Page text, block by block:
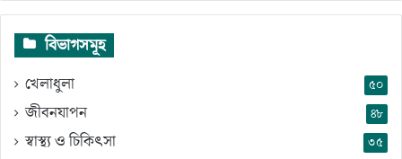
বিভাগসমূহ
খেলাধুলা ৫০
জীবনযাপন ৪৮
স্বাস্থ্য ও চিকিৎসা ৩৫